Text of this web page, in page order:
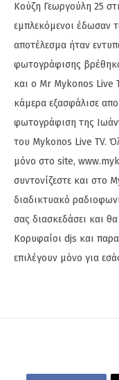
Κούζη Γεωργούλη 25
εμπλεκόμενοι έδωσαν
αποτέλεσμα ήταν
φωτογράφισης
και ο Mr Mykonos Live
κάμερα εξασφάλισε
φωτογράφιση της
του Mykonos Live TV.
μόνο στο site,
συντονίζεστε και στο
διαδικτυακό
σας διασκεδάσει και
Κορυφαίοι djs και
επιλέγουν μόνο για